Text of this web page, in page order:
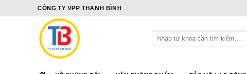
CÔNG TY VPP THANH BÌNH
Tìm
kiếm: